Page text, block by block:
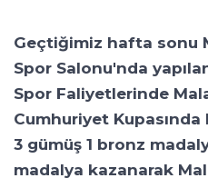
Geçtiğimiz hafta sonu
Spor Salonu'nda
Spor Faliyetlerinde
Cumhuriyet Kupasında
3 gümüş 1 bronz
madalya kazanarak